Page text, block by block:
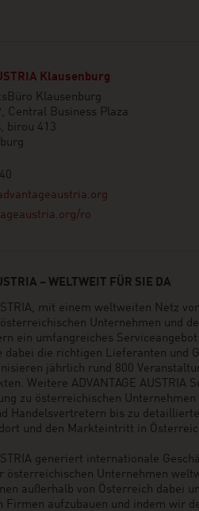
Klausenburg
Klausenburg
Central Business Plaza
birou 413
ro
– WELTWEIT FÜR SIE DA
mit einem weltweiten Netz
Unternehmen und
ein umfangreiches
dabei die richtigen Lieferanten und
jährlich rund 800
Weitere ADVANTAGE AUSTRIA
zu österreichischen
Handelsvertretern bis zu
und den Markteintritt in
generiert internationale
österreichischen Unternehmen
außerhalb von Österreich dabei
Firmen aufzubauen und indem wir